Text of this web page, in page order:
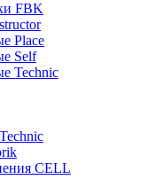
FBK
Place
Self
Technic
CELL